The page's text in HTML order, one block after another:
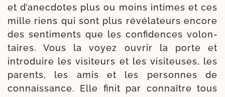
et d’anecdotes plus ou moins intimes et ces
mille riens qui sont plus révé­la­teurs encore
des sen­ti­ments que les confi­dences volon­
taires. Vous la voyez ouvrir la porte et
intro­duire les visi­teurs et les visi­teuses, les
parents, les amis et les per­sonnes de
connais­sance. Elle finit par connaître tous